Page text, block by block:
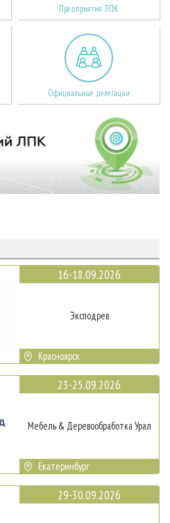
Предприятия ЛПК
Официальные делегации
16-18.09.2026
Эксподрев
Красноярск
23-25.09.2026
Мебель & Деревообработка Урал
Екатеринбург
29-30.09.2026